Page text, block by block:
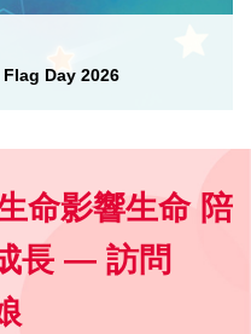
Day 2026
命影響生命 陪
長 — 訪問